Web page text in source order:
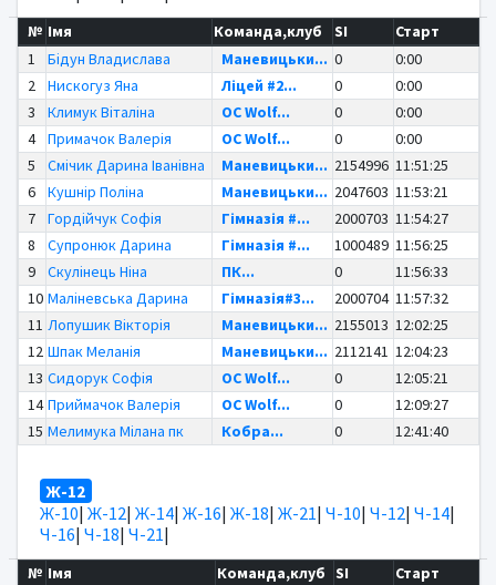
№ Імя Команда,клуб SI
Старт
1
Бідун Владислава Маневицьки... 0
0:00
2
Нискогуз Яна Ліцей #2... 0
0:00
3
Климук Віталіна OC Wolf... 0
0:00
4
Примачок Валерія OC Wolf... 0
0:00
5
Смічик Дарина Іванівна Маневицьки... 2154996 11:51:25
6
Кушнір Поліна Маневицьки... 2047603 11:53:21
7
Гордійчук Софія Гімназія #... 2000703 11:54:27
8
Супронюк Дарина Гімназія #... 1000489 11:56:25
9
Скулінець Ніна ПК... 0
11:56:33
10 Маліневська Дарина Гімназія#3... 2000704 11:57:32
11 Лопушик Вікторія Маневицьки... 2155013 12:02:25
12 Шпак Меланія Маневицьки... 2112141 12:04:23
13 Сидорук Софія OC Wolf... 0
12:05:21
14 Приймачок Валерія OC Wolf... 0
12:09:27
15 Мелимука Мілана пк Кобра... 0 12:41:40
Ж-12
Ж-10| Ж-12| Ж-14| Ж-16| Ж-18| Ж-21| Ч-10| Ч-12| Ч-14|
Ч-16| Ч-18| Ч-21|
№ Імя Команда,клуб SI
Старт